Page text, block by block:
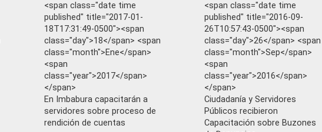
<span class="date time
published" title="2017-01-
18T17:31:49-0500"><span
class="day">18</span> <span
class="month">Ene</span>
<span
class="year">2017</span>
</span>
En Imbabura capacitarán a
servidores sobre proceso de
rendición de cuentas
<span class="date time
published" title="2016-09-
26T10:57:43-0500"><span
class="day">26</span> <span
class="month">Sep</span>
<span
class="year">2016</span>
</span>
Ciudadanía y Servidores
Públicos recibieron
Capacitación sobre Buzones